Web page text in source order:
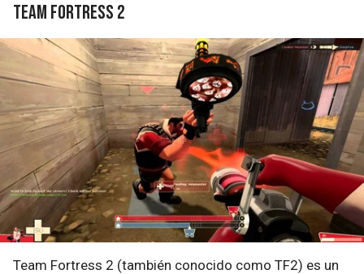
Team Fortress 2
Team Fortress 2 (también conocido como TF2) es un